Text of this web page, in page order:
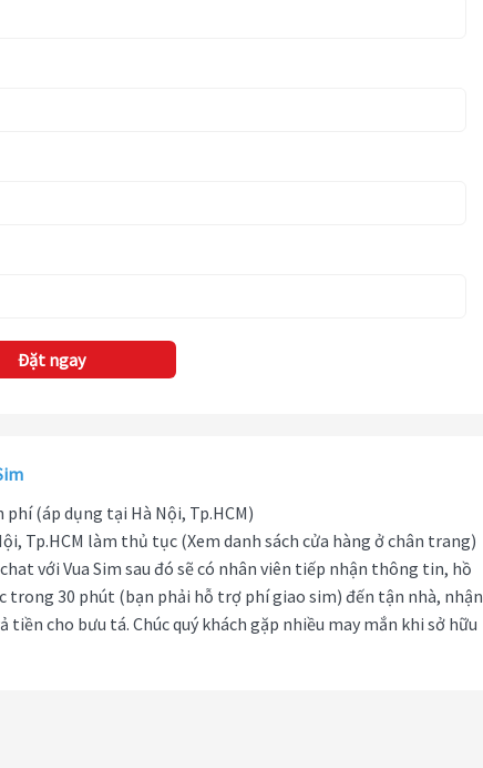
Đặt ngay
(áp dụng tại Hà Nội, Tp.HCM)
Tp.HCM làm thủ tục (Xem danh sách cửa hàng ở chân trang)
với Vua Sim sau đó sẽ có nhân viên tiếp nhận thông tin, hồ
trong 30 phút (bạn phải hỗ trợ phí giao sim) đến tận nhà, nhận
cho bưu tá. Chúc quý khách gặp nhiều may mắn khi sở hữu